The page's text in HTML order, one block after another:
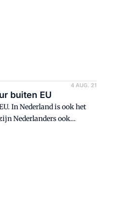
4 AUG. 21
buiten EU
In Nederland is ook het
Nederlanders ook